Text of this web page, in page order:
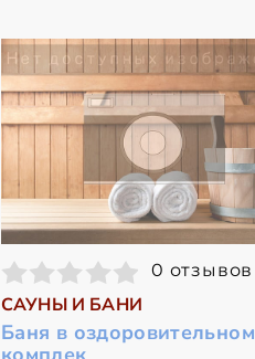
0 отзывов
САУНЫ И БАНИ
Баня в оздоровительном